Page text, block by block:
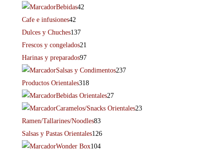
Bebidas42
Cafe e infusiones42
Dulces y Chuches137
Frescos y congelados21
Harinas y preparados97
Salsas y Condimentos237
Productos Orientales318
Bebidas Orientales27
Caramelos/Snacks Orientales23
Ramen/Tallarines/Noodles83
Salsas y Pastas Orientales126
Wonder Box104